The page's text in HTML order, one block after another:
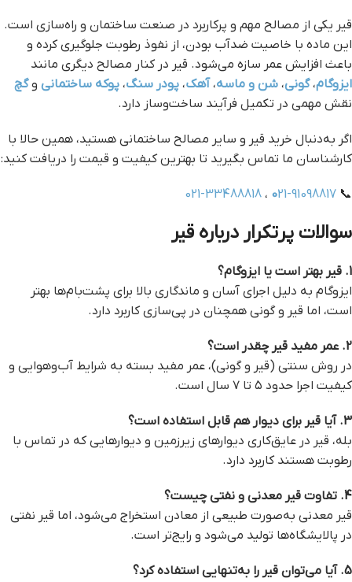
قیر یکی از مصالح مهم و پرکاربرد در صنعت ساختمان و راه‌سازی است.
این ماده با خاصیت ضدآب بودن، از نفوذ رطوبت جلوگیری کرده و
باعث افزایش عمر سازه می‌شود. قیر در کنار مصالح دیگری مانند
ایزوگام،گونی، شن و ماسه، آهک، پودر سنگ، پوکه ساختمانی وگچ
نقش مهمی در تکمیل فرآیند ساخت‌وساز دارد.
اگر به‌دنبال خرید قیر و سایر مصالح ساختمانی هستید، همین حالا با
کارشناسان ما تماس بگیرید تا بهترین کیفیت و قیمت را دریافت کنید:
📞
021-91098817 ، 021-33488818
سوالات پرتکرار درباره قیر
1. قیر بهتر است یا ایزوگام؟
ایزوگام به دلیل اجرای آسان و ماندگاری بالا برای پشت‌بام‌ها بهتر
است، اما قیر و گونی همچنان در پی‌سازی کاربرد دارد.
2. عمر مفید قیر چقدر است؟
در روش سنتی (قیر و گونی)، عمر مفید بسته به شرایط آب‌وهوایی و
کیفیت اجرا حدود ۵ تا ۷ سال است.
3. آیا قیر برای دیوار هم قابل استفاده است؟
بله، قیر در عایق‌کاری دیوارهای زیرزمین و دیوارهایی که در تماس با
رطوبت هستند کاربرد دارد.
4. تفاوت قیر معدنی و نفتی چیست؟
قیر معدنی به‌صورت طبیعی از معادن استخراج می‌شود، اما قیر نفتی
در پالایشگاه‌ها تولید می‌شود و رایج‌تر است.
5. آیا می‌توان قیر را به‌تنهایی استفاده کرد؟